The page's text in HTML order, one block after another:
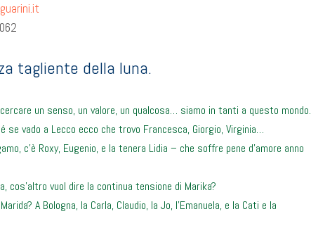
tagliente della luna.
un senso, un valore, un qualcosa… siamo in tanti a questo mondo.
se vado a Lecco ecco che trovo Francesca, Giorgio, Virginia…
c’è Roxy, Eugenio, e la tenera Lidia – che soffre pene d’amore anno
cos’altro vuol dire la continua tensione di Marika?
A Bologna, la Carla, Claudio, la Jo, l’Emanuela, e la Cati e la